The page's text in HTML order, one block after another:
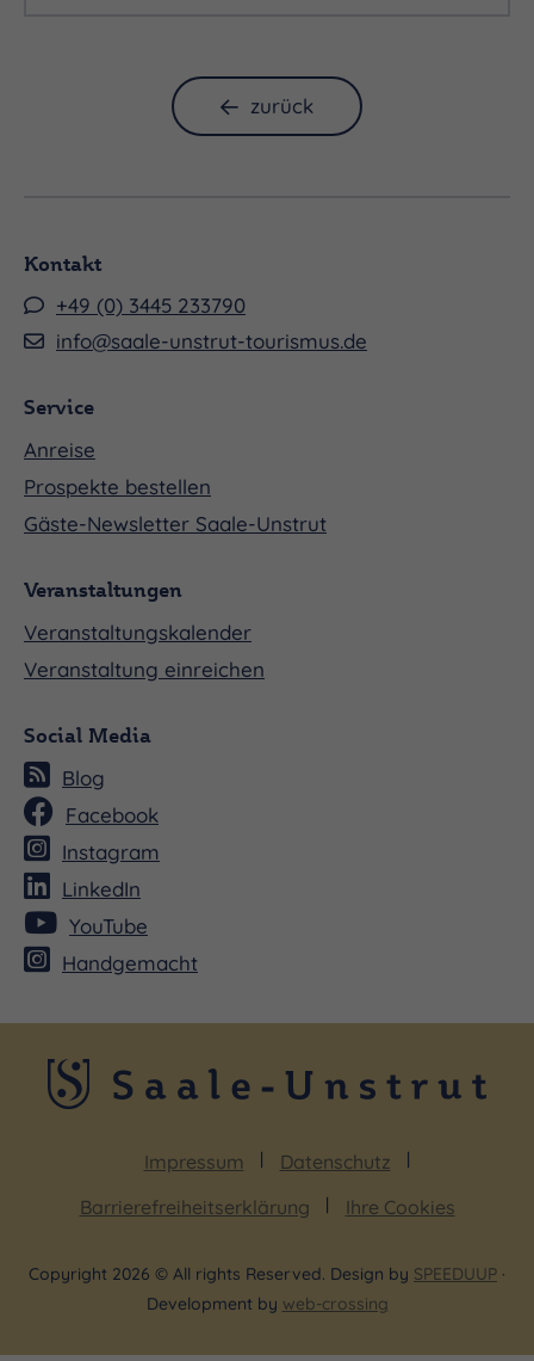
zurück
Kontakt
+49 (0) 3445 233790
info@saale-unstrut-tourismus.de
Service
Anreise
Prospekte bestellen
Gäste-Newsletter Saale-Unstrut
Veranstaltungen
Veranstaltungskalender
Veranstaltung einreichen
Social Media
Blog
Facebook
Instagram
LinkedIn
YouTube
Handgemacht
Impressum
Datenschutz
Barrierefreiheitserklärung
Ihre Cookies
Copyright 2026 © All rights Reserved. Design by SPEEDUUP ·
Development by web-crossing